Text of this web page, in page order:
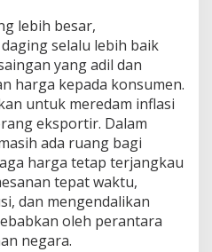
lebih besar,
selalu lebih baik
yang adil dan
harga kepada konsumen.
untuk meredam inflasi
eksportir. Dalam
ada ruang bagi
harga tetap terjangkau
tepat waktu,
dan mengendalikan
oleh perantara
negara.